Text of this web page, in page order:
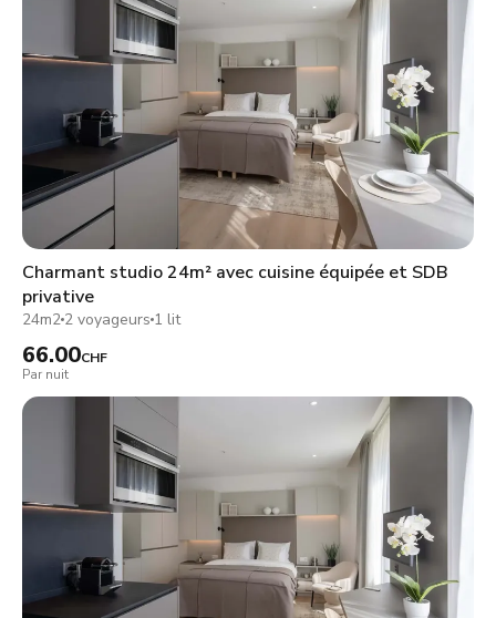
Charmant studio 24m² avec cuisine équipée et SDB
privative
24m2 2 voyageurs 1 lit
66.00CHF
Par nuit